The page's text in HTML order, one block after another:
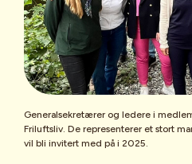
Generalsekretærer og ledere i
Friluftsliv. De representerer et stort
vil bli invitert med på i 2025.